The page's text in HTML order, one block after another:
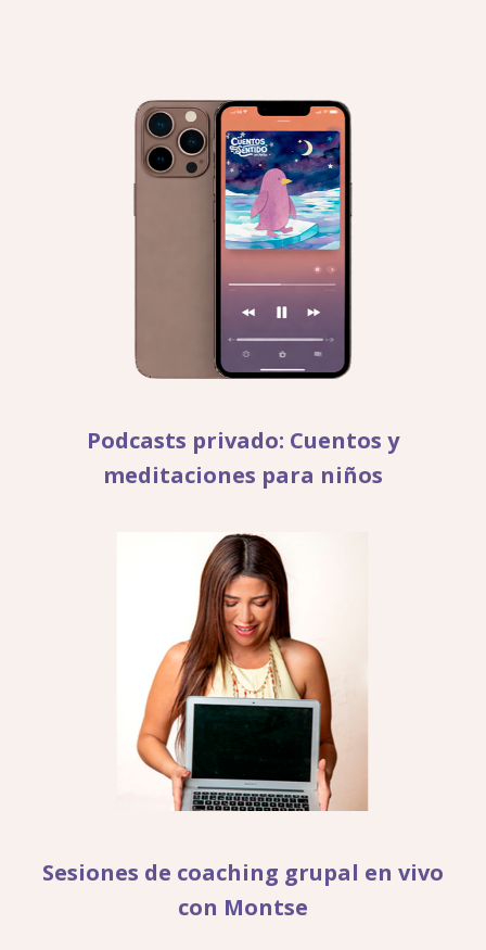
Podcasts privado: Cuentos y
meditaciones para niños
Sesiones de coaching grupal en vivo
con Montse